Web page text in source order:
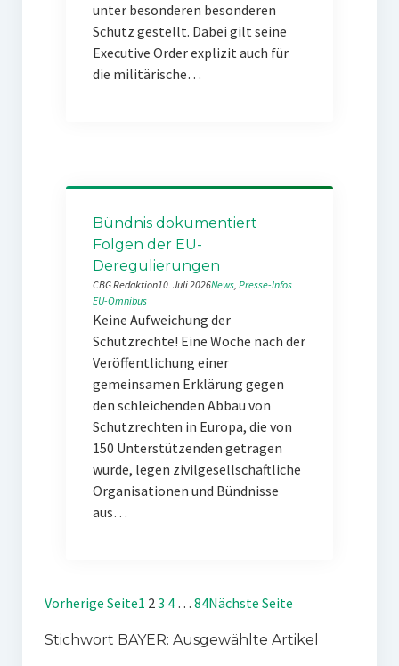
unter besonderen besonderen
Schutz gestellt. Dabei gilt seine
Executive Order explizit auch für
die militärische…
Bündnis dokumentiert
Folgen der EU-
Deregulierungen
CBG Redaktion10. Juli 2026News, Presse-Infos
EU-Omnibus
Keine Aufweichung der
Schutzrechte! Eine Woche nach der
Veröffentlichung einer
gemeinsamen Erklärung gegen
den schleichenden Abbau von
Schutzrechten in Europa, die von
150 Unterstützenden getragen
wurde, legen zivilgesellschaftliche
Organisationen und Bündnisse
aus…
Vorherige Seite1 23 4 … 84Nächste Seite
Stichwort BAYER: Ausgewählte Artikel